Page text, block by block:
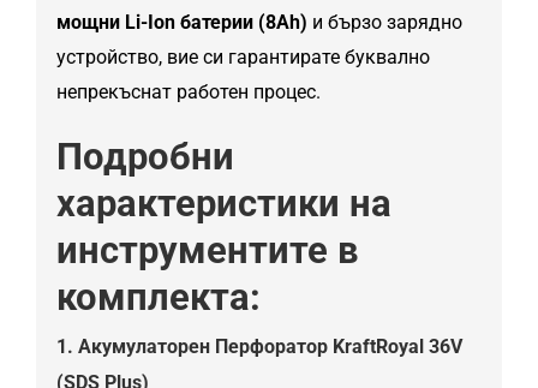
мощни Li-Ion батерии (8Ah) и бързо зарядно
устройство, вие си гарантирате буквално
непрекъснат работен процес.
Подробни
характеристики на
инструментите в
комплекта:
1. Акумулаторен Перфоратор KraftRoyal 36V
(SDS Plus)